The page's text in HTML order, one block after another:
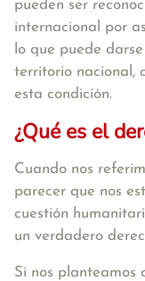
pueden ser
internacional por
lo que puede
territorio nacional,
esta condición.
¿Qué es el
Cuando nos
parecer que nos
cuestión
un verdadero
Si nos planteamos